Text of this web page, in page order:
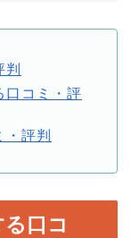
口コミ・評
評判
口コ